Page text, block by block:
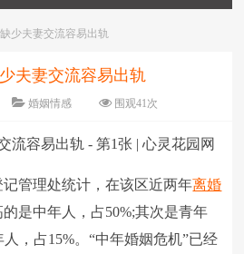
少夫妻交流容易出轨
夫妻交流容易出轨
婚姻情感 围观41次
管理处统计，在该区近两年离婚
是中年人，占50%;其次是青年
人，占15%。“中年婚姻危机”已经